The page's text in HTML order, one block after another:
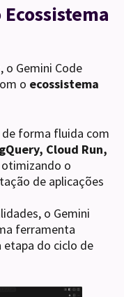
o Gemini Code
o ecossistema
de forma fluida com
Cloud Run,
otimizando o
de aplicações
o Gemini
ferramenta
do ciclo de